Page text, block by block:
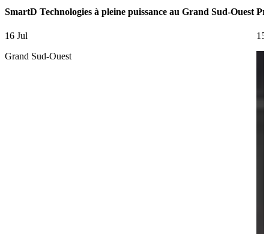
SmartD Technologies à pleine puissance au Grand Sud-Ouest
16 Jul
Grand Sud-Ouest
15